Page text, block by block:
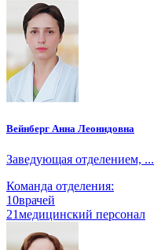
Вейнберг Анна Леонидовна
Заведующая отделением, ...
Команда отделения:
10врачей
21медицинский персонал